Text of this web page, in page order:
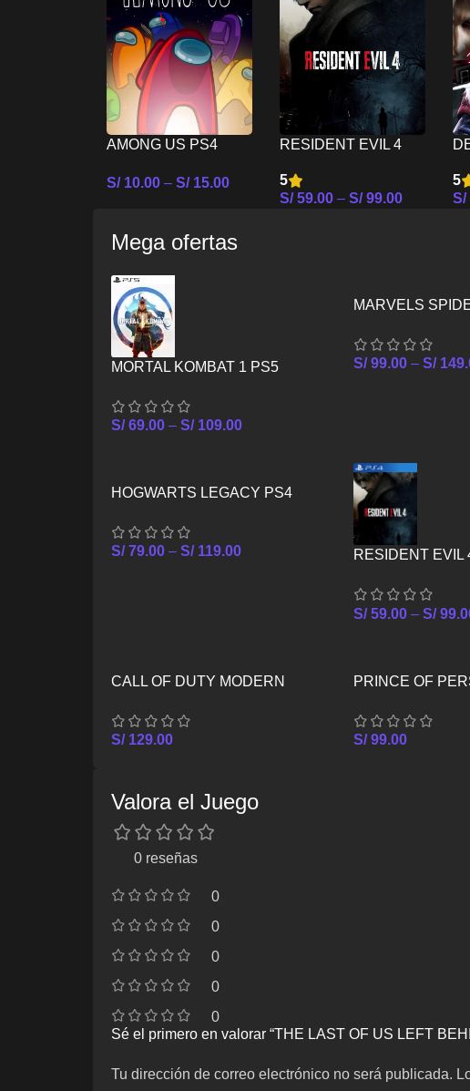
AMONG US PS4
S/10.00 – S/15.00
RESIDENT EVIL 4
5
S/59.00 – S/99.00
5
S/
Mega ofertas
MORTAL KOMBAT 1 PS5
S/69.00 – S/109.00
MARVELS
S/99.00 –S/
HOGWARTS LEGACY PS4
S/79.00 – S/119.00
RESIDENT EVIL
S/59.00 –S/
CALL OF DUTY MODERN
S/129.00
PRINCE OF
S/99.00
Valora el Juego
0 reseñas
0
0
0
0
0
Sé el primero en valorar “THE LAST OF US LEFT
Tu dirección de correo electrónico no será publicada.